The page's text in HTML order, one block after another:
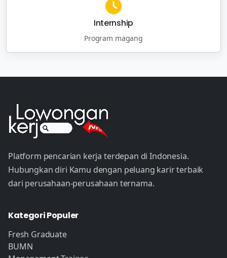
Internship
Program magang
Platform pencarian kerja terdepan di Indonesia.
Hubungkan diri Kamu dengan peluang karir terbaik
dari perusahaan-perusahaan ternama.
Kategori Populer
Fresh Graduate
BUMN